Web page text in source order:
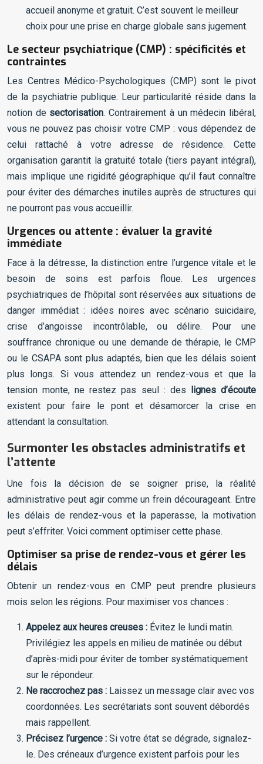
accueil anonyme et gratuit. C’est souvent le meilleur
choix pour une prise en charge globale sans jugement.
Le secteur psychiatrique (CMP) : spécificités et
contraintes
Les Centres Médico-Psychologiques (CMP) sont le pivot
de la psychiatrie publique. Leur particularité réside dans la
notion de sectorisation. Contrairement à un médecin libéral,
vous ne pouvez pas choisir votre CMP : vous dépendez de
celui rattaché à votre adresse de résidence. Cette
organisation garantit la gratuité totale (tiers payant intégral),
mais implique une rigidité géographique qu’il faut connaître
pour éviter des démarches inutiles auprès de structures qui
ne pourront pas vous accueillir.
Urgences ou attente : évaluer la gravité
immédiate
Face à la détresse, la distinction entre l’urgence vitale et le
besoin de soins est parfois floue. Les urgences
psychiatriques de l’hôpital sont réservées aux situations de
danger immédiat : idées noires avec scénario suicidaire,
crise d’angoisse incontrôlable, ou délire. Pour une
souffrance chronique ou une demande de thérapie, le CMP
ou le CSAPA sont plus adaptés, bien que les délais soient
plus longs. Si vous attendez un rendez-vous et que la
tension monte, ne restez pas seul : des
lignes d’écoute
existent pour faire le pont et désamorcer la crise en
attendant la consultation.
Surmonter les obstacles administratifs et
l’attente
Une fois la décision de se soigner prise, la réalité
administrative peut agir comme un frein décourageant. Entre
les délais de rendez-vous et la paperasse, la motivation
peut s’effriter. Voici comment optimiser cette phase.
Optimiser sa prise de rendez-vous et gérer les
délais
Obtenir un rendez-vous en CMP peut prendre plusieurs
mois selon les régions. Pour maximiser vos chances :
Appelez aux heures creuses : Évitez le lundi matin.
Privilégiez les appels en milieu de matinée ou début
d’après-midi pour éviter de tomber systématiquement
sur le répondeur.
Ne raccrochez pas : Laissez un message clair avec vos
coordonnées. Les secrétariats sont souvent débordés
mais rappellent.
Précisez l’urgence : Si votre état se dégrade, signalez-
le. Des créneaux d’urgence existent parfois pour les